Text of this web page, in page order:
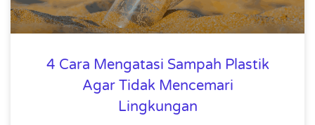
4 Cara Mengatasi Sampah Plastik
Agar Tidak Mencemari
Lingkungan